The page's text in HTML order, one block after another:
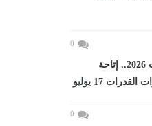
0
تنسيق الجامعات 2026.. إتاحة
17 يوليو
0